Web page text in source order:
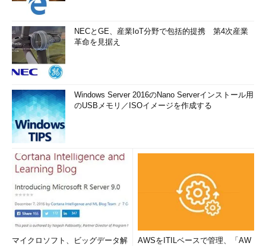
NECとGE、産業IoT分野で包括的提携 第4次産業
革命を見据え
Windows Server 2016のNano Serverインストール用
のUSBメモリ／ISOイメージを作成する
マイクロソフト、ビッグデータ解
AWSをITILベースで管理、「AW